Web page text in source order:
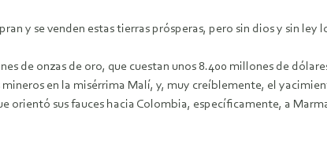
y se venden estas tierras prósperas, pero sin dios y sin ley
de onzas de oro, que cuestan unos 8.400 millones de
en la misérrima Malí, y, muy creíblemente, el
orientó sus fauces hacia Colombia, específicamente, a